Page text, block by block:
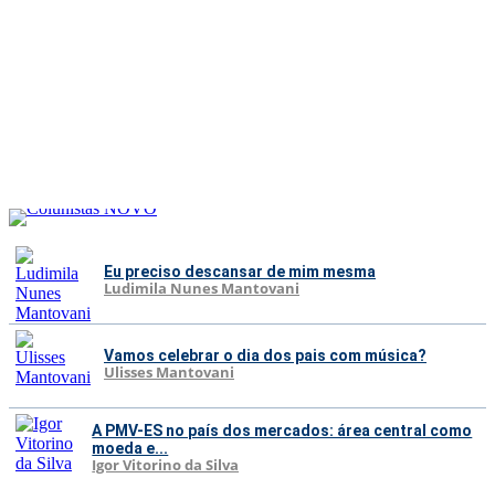
Eu preciso descansar de mim mesma
Ludimila Nunes Mantovani
Vamos celebrar o dia dos pais com música?
Ulisses Mantovani
A PMV-ES no país dos mercados: área central como
moeda e...
Igor Vitorino da Silva